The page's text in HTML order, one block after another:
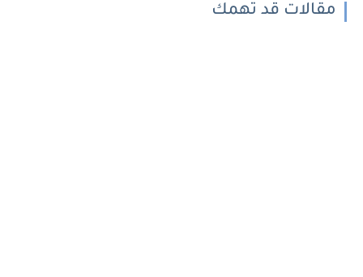
مقالات قد تهمك